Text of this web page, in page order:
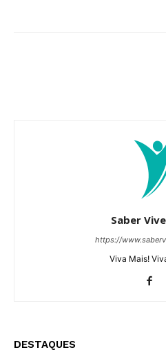
Saber
https://
Viva Mais!
DESTAQUES